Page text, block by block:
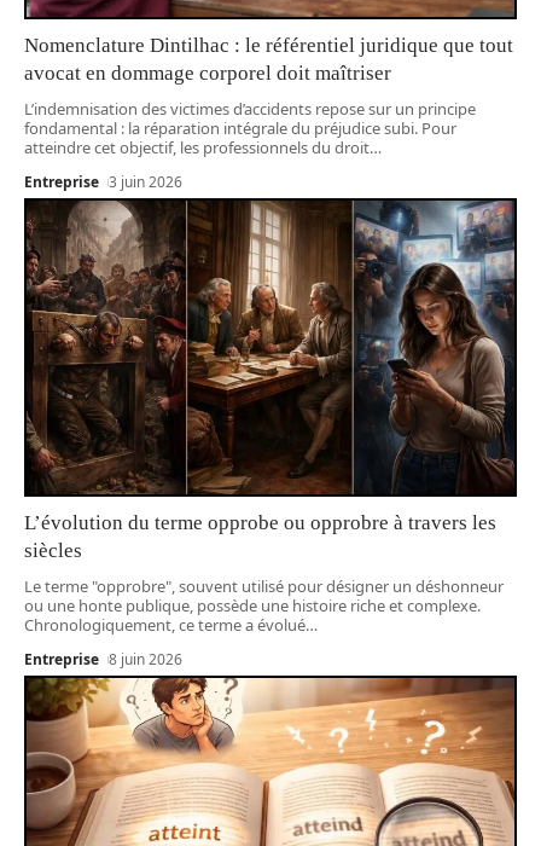
Nomenclature Dintilhac : le référentiel juridique que tout
avocat en dommage corporel doit maîtriser
L’indemnisation des victimes d’accidents repose sur un principe
fondamental : la réparation intégrale du préjudice subi. Pour
atteindre cet objectif, les professionnels du droit…
Entreprise 3 juin 2026
L’évolution du terme opprobe ou opprobre à travers les
siècles
Le terme "opprobre", souvent utilisé pour désigner un déshonneur
ou une honte publique, possède une histoire riche et complexe.
Chronologiquement, ce terme a évolué…
Entreprise 8 juin 2026